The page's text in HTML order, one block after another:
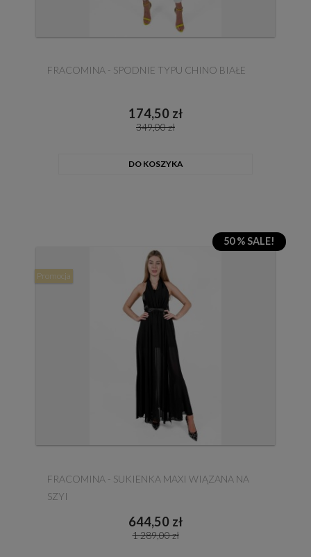
FRACOMINA - SPODNIE TYPU CHINO BIAŁE
174,50 zł
349,00 zł
DO KOSZYKA
50 % SALE!
FRACOMINA - SUKIENKA MAXI WIĄZANA NA
SZYI
644,50 zł
1 289,00 zł
Promocja